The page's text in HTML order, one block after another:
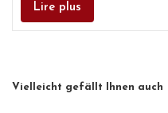
Lire plus
Vielleicht gefällt Ihnen auch